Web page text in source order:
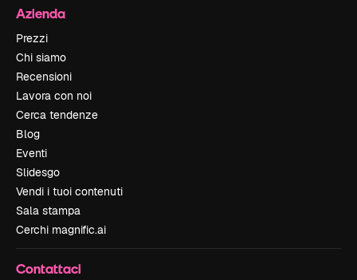
Azienda
Prezzi
Chi siamo
Recensioni
Lavora con noi
Cerca tendenze
Blog
Eventi
Slidesgo
Vendi i tuoi contenuti
Sala stampa
Cerchi magnific.ai
Contattaci